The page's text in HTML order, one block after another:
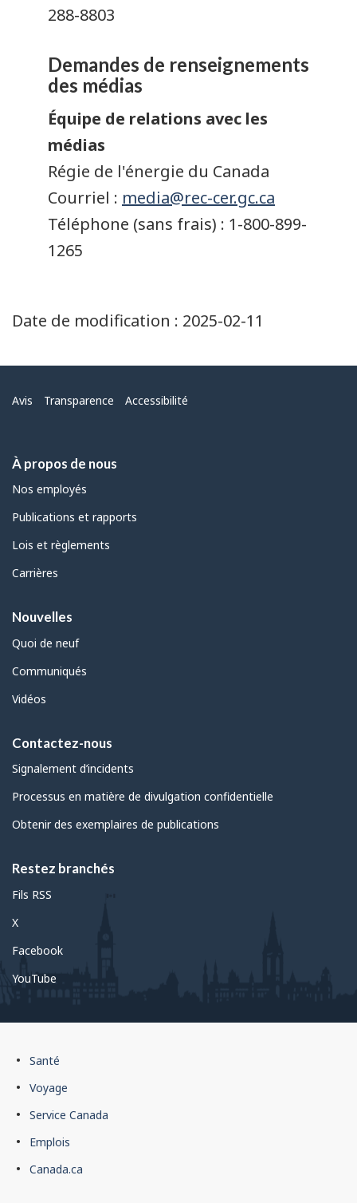
288-8803
Demandes de renseignements
des médias
Équipe de relations avec les
médias
Régie de l'énergie du Canada
Courriel : media@rec-cer.gc.ca
Téléphone (sans frais) : 1-800-899-
1265
Date de modification : 2025-02-11
Menu
Avis Transparence Accessibilité
À propos de nous
Nos employés
Publications et rapports
Lois et règlements
Carrières
Nouvelles
Quoi de neuf
Communiqués
Vidéos
Contactez-nous
Signalement d’incidents
Processus en matière de divulgation confidentielle
Obtenir des exemplaires de publications
Restez branchés
Fils RSS
X
Facebook
YouTube
Pied
de
du
gouvernement
du
Santé
Voyage
Service Canada
Emplois
Canada.ca